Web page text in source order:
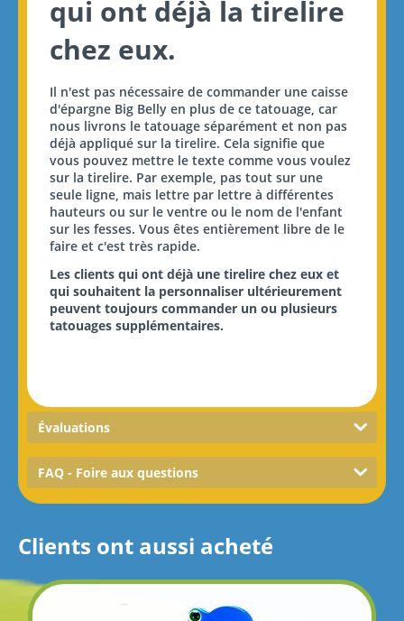
qui ont déjà la tirelire
chez eux.
Il n'est pas nécessaire de commander une caisse
d'épargne Big Belly en plus de ce tatouage, car
nous livrons le tatouage séparément et non pas
déjà appliqué sur la tirelire. Cela signifie que
vous pouvez mettre le texte comme vous voulez
sur la tirelire. Par exemple, pas tout sur une
seule ligne, mais lettre par lettre à différentes
hauteurs ou sur le ventre ou le nom de l'enfant
sur les fesses. Vous êtes entièrement libre de le
faire et c'est très rapide.
Les clients qui ont déjà une tirelire chez eux et
qui souhaitent la personnaliser ultérieurement
peuvent toujours commander un ou plusieurs
tatouages supplémentaires.
Évaluations
FAQ - Foire aux questions
Clients ont aussi acheté